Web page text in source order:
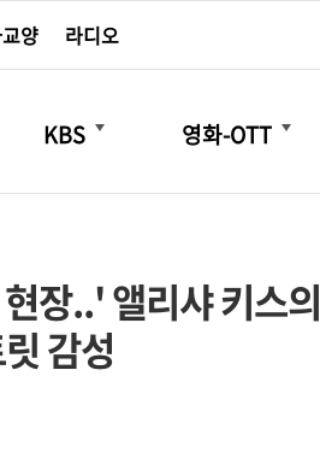
양 라디오
KBS
더보기
영화-OTT
더보기
장..' 앨리샤 키스의
감성